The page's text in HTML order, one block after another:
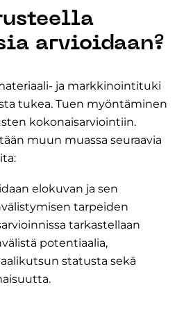
arvioidaan?
ja markkinointituki
tukea. Tuen myöntäminen
kokonaisarviointiin.
muun muassa seuraavia
elokuvan ja sen
tarpeiden
tarkastellaan
potentiaalia,
statusta sekä